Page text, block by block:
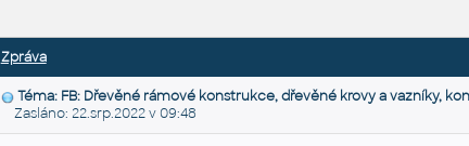
Zpráva
Téma: FB: Dřevěné rámové konstrukce, dřevěné krovy a vazníky,
Zasláno: 22.srp.2022 v 09:48